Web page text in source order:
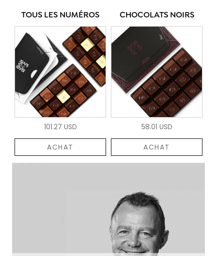
TOUS LES NUMÉROS
101.27 USD
ACHAT
CHOCOLATS NOIRS
58.01 USD
ACHAT